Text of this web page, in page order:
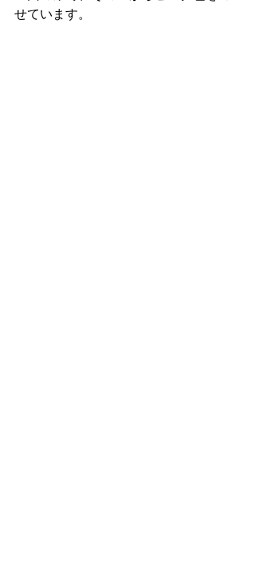
せています。